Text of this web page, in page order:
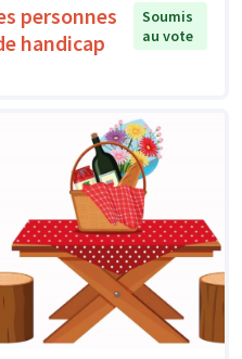
personnes
handicap
Soumis
au vote